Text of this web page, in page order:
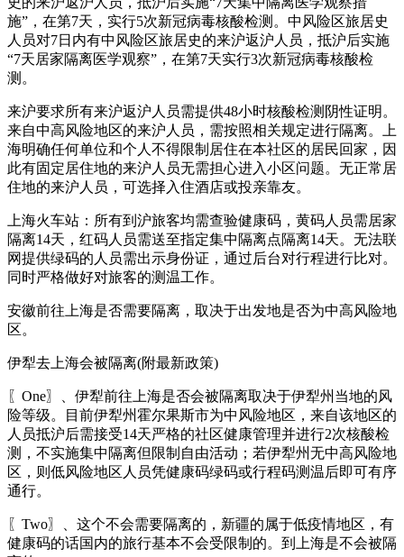
施”，在第7天，实行5次新冠病毒核酸检测。中风险区旅居史
人员对7日内有中风险区旅居史的来沪返沪人员，抵沪后实施
“7天居家隔离医学观察”，在第7天实行3次新冠病毒核酸检
测。
来沪要求所有来沪返沪人员需提供48小时核酸检测阴性证明。
来自中高风险地区的来沪人员，需按照相关规定进行隔离。上
海明确任何单位和个人不得限制居住在本社区的居民回家，因
此有固定居住地的来沪人员无需担心进入小区问题。无正常居
住地的来沪人员，可选择入住酒店或投亲靠友。
上海火车站：所有到沪旅客均需查验健康码，黄码人员需居家
隔离14天，红码人员需送至指定集中隔离点隔离14天。无法联
网提供绿码的人员需出示身份证，通过后台对行程进行比对。
同时严格做好对旅客的测温工作。
安徽前往上海是否需要隔离，取决于出发地是否为中高风险地
区。
伊犁去上海会被隔离(附最新政策)
〖One〗、伊犁前往上海是否会被隔离取决于伊犁州当地的风
险等级。目前伊犁州霍尔果斯市为中风险地区，来自该地区的
人员抵沪后需接受14天严格的社区健康管理并进行2次核酸检
测，不实施集中隔离但限制自由活动；若伊犁州无中高风险地
区，则低风险地区人员凭健康码绿码或行程码测温后即可有序
通行。
〖Two〗、这个不会需要隔离的，新疆的属于低疫情地区，有
健康码的话国内的旅行基本不会受限制的。到上海是不会被隔